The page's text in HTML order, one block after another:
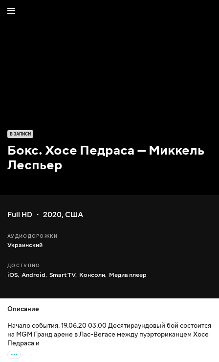
В ЗАПИСИ
Бокс. Хосе Педраса — Миккель
Леспьер
Full HD 2020, США
АУДИОДОРОЖКИ
Украинский
ДОСТУПНО
iOS, Android, Smart TV, Консоли, Медиа плеер
Описание
Начало события: 19.06.20 03:00 Десятираундовый бой состоится
на MGM Гранд арене в Лас-Вегасе между пуэрториканцем Хосе
Педраса и